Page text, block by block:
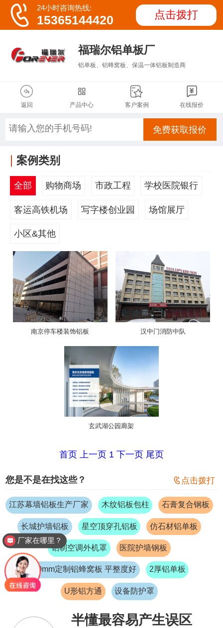
 24小时咨询热线:
15365144420 点击拨打
福瑞尔铝单板厂
铝单板、铝蜂窝板、保温一体铝板制造商

返回

产品中心

客户案例

在线报价
免费获取报价
案例类别
全部 购物商场 市政工程 学校医院银行
客运高铁机场 写字楼创业园 场馆展厅
小区&其他
南京停车楼装饰铝板 汉中门消防中队
玄武湖公园廊架
首页 上一页 1 下一页 尾页
您是不是在找这些？  点击拨打
江苏幕墙铝板生产厂家 木纹铝板包柱 石膏复合钢板
长城护墙铝板 星空顶穿孔铝板 仿石材铝单板
铝制空调外机罩 医院护墙钢板
20mm定制铝蜂窝板 平整度好 2厚铝单板
U形铝方通 设备防护罩
半懂最容易产生误区
厂家在哪里？